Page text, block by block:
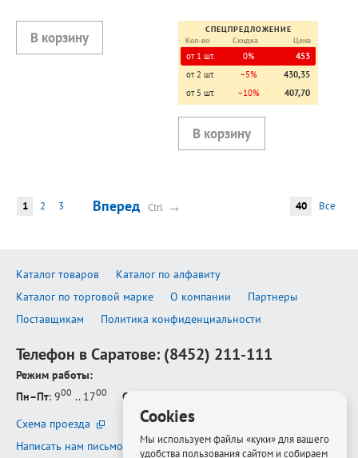
СПЕЦПРЕДЛОЖЕНИЕ
Кол-во
Скидка Цена
от 1 шт. 0%
453
от 2 шт.
−5%
430,35
от 5 шт.
−10% 407,70
Вперед Ctrl→
1 2 3 40 Все
Каталог товаров
Каталог по алфавиту
Каталог по торговой марке
О компании
Партнеры
Поставщикам
Политика конфиденциальности
Телефон в Саратове: (8452) 211-111
Режим работы:
Пн–Пт: 900 .. 1700 Сб–Вс
Схема проезда
Написать нам письмо
Cookies
Мы используем файлы «куки» для вашего
удобства пользования сайтом и собираем